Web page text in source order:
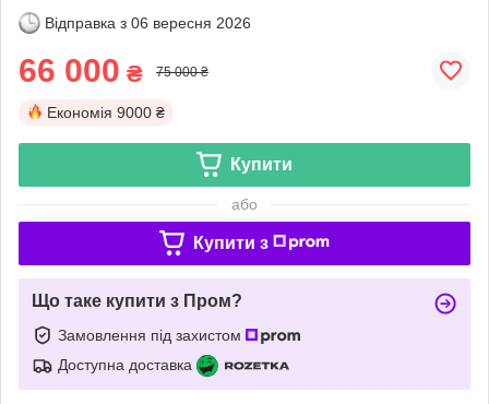
Відправка з 06 вересня 2026
66 000 ₴ 75 000 ₴
Економія 9000 ₴
Купити
або
Купити з
Що таке купити з Пром?
Замовлення під захистом
Доступна доставка